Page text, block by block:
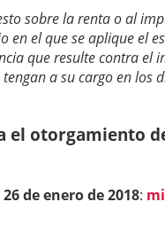
sobre la renta o al
en el que se aplique el
que resulte contra el
a su cargo en los
el otorgamiento
de enero de 2018: